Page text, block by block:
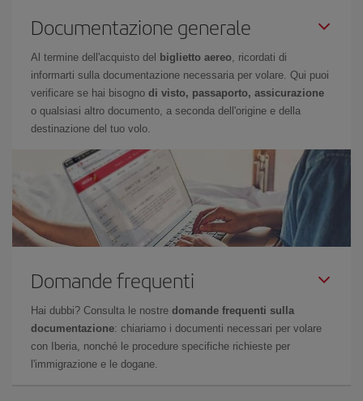
Documentazione generale
Al termine dell'acquisto del biglietto aereo, ricordati di
informarti sulla documentazione necessaria per volare. Qui puoi
verificare se hai bisogno di visto, passaporto, assicurazione
o qualsiasi altro documento, a seconda dell'origine e della
destinazione del tuo volo.
Domande frequenti
Hai dubbi? Consulta le nostre domande frequenti sulla
documentazione: chiariamo i documenti necessari per volare
con Iberia, nonché le procedure specifiche richieste per
l'immigrazione e le dogane.